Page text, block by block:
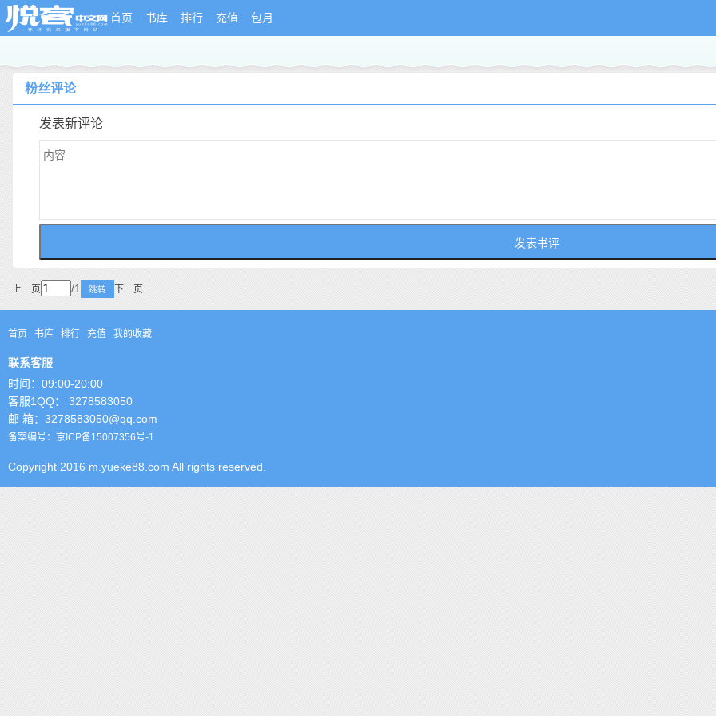
首页 书库 排行 充值 包月
粉丝评论
发表新评论
上一页 /1 跳转 下一页
首页 书库 排行 充值 我的收藏
联系客服
时间：09:00-20:00
客服1QQ： 3278583050
邮 箱：3278583050@qq.com
备案编号：京ICP备15007356号-1
Copyright 2016 m.yueke88.com All rights reserved.